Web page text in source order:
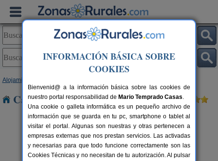
Alojamientos
Casas Rurales cerca de Todolella
INFORMACIÓN BÁSICA SOBRE
COOKIES
Bienvenid@ a la información básica sobre las cookies de
nuestro portal responsabilidad de Mario Temprado Casas.
Una cookie o galleta informática es un pequeño archivo de
información que se guarda en tu pc, smartphone o tablet al
visitar el portal. Algunas son nuestras y otras pertenecen a
empresas externas que nos prestan servicios. Las activadas
y necesarias para que todo funcione correctamente son las
Cookies Técnicas y no necesitan de tu autorización. Al pulsar